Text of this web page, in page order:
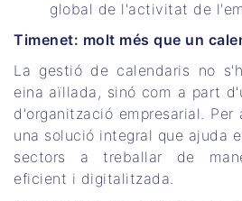
global de l'activitat de
Timenet: molt més que un
La gestió de calendaris no
eina aïllada, sinó com a part
d'organització empresarial.
una solució integral que ajuda
sectors a treballar de
eficient i digitalitzada.